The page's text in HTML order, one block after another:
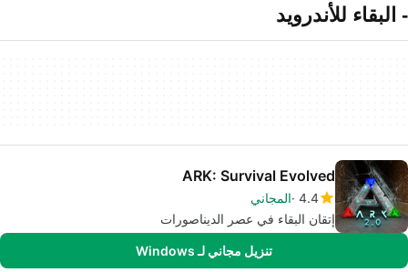
- البقاء للأندرويد
ARK: Survival Evolved
4.4 المجاني
إتقان البقاء في عصر الديناصورات
تنزيل مجاني لـ Windows